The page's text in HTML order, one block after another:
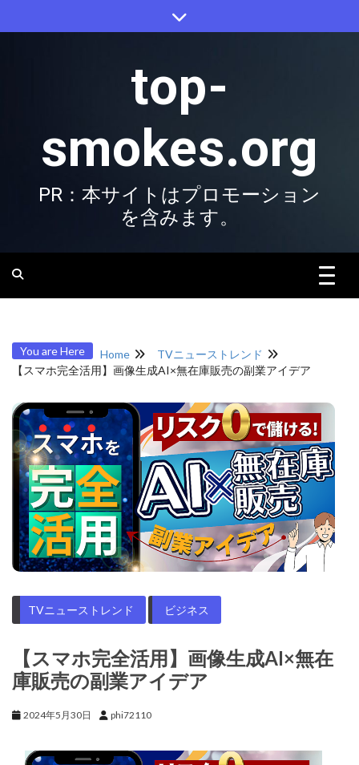
top-
smokes.org
PR：本サイトはプロモーション
を含みます。
You are Here Home
TVニューストレンド
【スマホ完全活用】画像生成AI×無在庫販売の副業アイデア
TVニューストレンド ビジネス
【スマホ完全活用】画像生成AI×無在
庫販売の副業アイデア
2024年5月30日 phi72110